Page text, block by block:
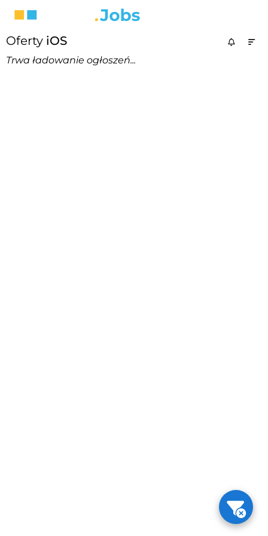
Oferty iOS
Trwa ładowanie ogłoszeń...